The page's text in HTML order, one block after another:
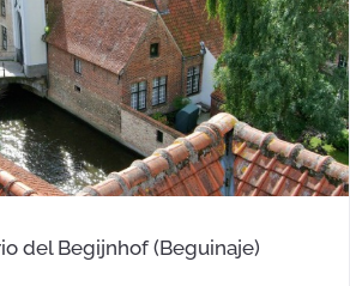
del Begijnhof (Beguinaje)